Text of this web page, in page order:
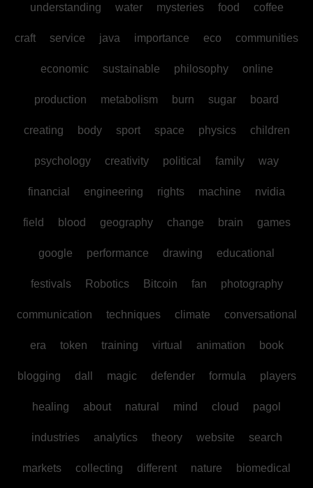
understanding water mysteries food coffee
craft service java importance eco communities
economic sustainable philosophy online
production metabolism burn sugar board
creating body sport space physics children
psychology creativity political family way
financial engineering rights machine nvidia
field blood geography change brain games
google performance drawing educational
festivals Robotics Bitcoin fan photography
communication techniques climate conversational
era token training virtual animation book
blogging dall magic defender formula players
healing about natural mind cloud pagol
industries analytics theory website search
markets collecting different nature biomedical